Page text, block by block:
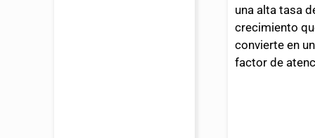
una alta tasa
crecimiento
convierte en
factor de